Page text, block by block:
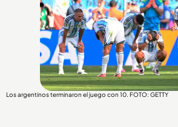
Los argentinos terminaron el juego con 10. FOTO: GETTY